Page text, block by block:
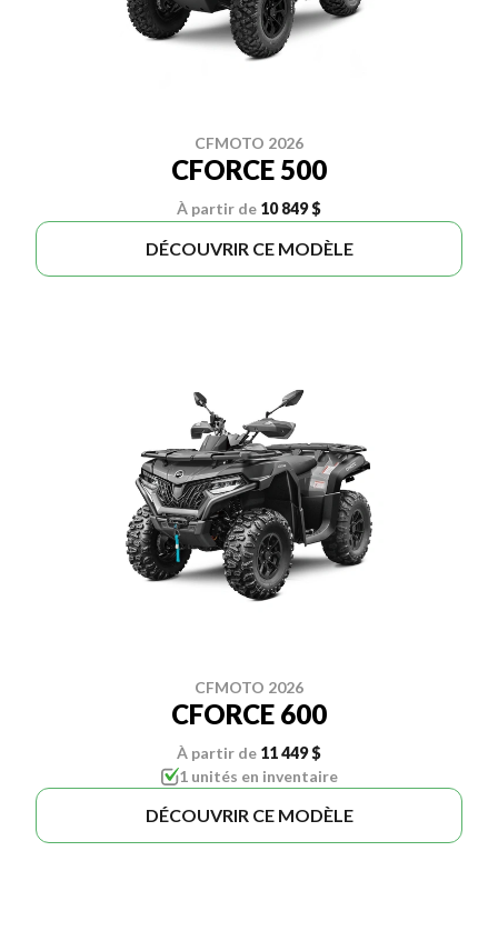
CFMOTO 2026
CFORCE 500
À partir de 10 849 $
DÉCOUVRIR CE MODÈLE
CFMOTO 2026
CFORCE 600
À partir de 11 449 $
1 unités en inventaire
DÉCOUVRIR CE MODÈLE